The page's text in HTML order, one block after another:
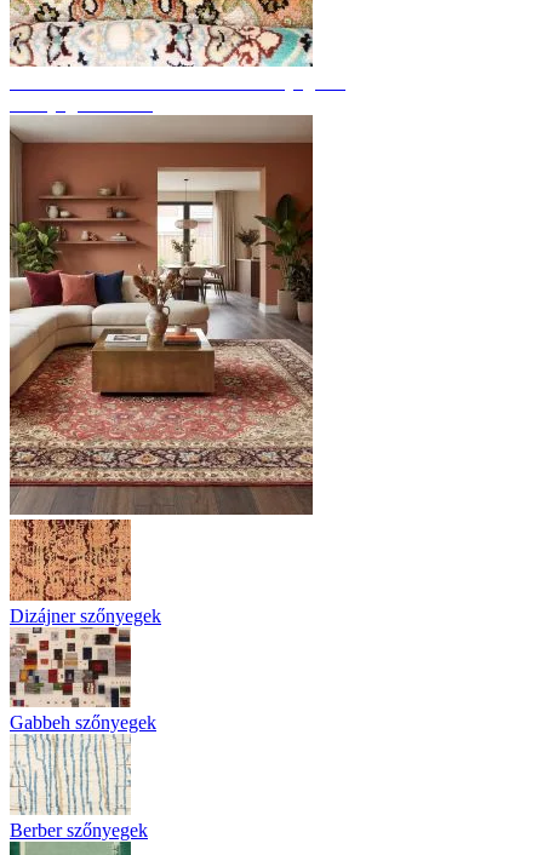
Dizájner szőnyegek
Gabbeh szőnyegek
Berber szőnyegek